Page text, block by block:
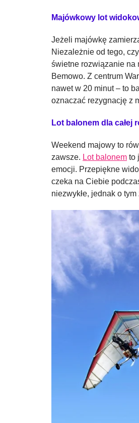
Majówkowy lot
Jeżeli majówkę
Niezależnie od tego,
świetne rozwiązanie na
Bemowo. Z centrum
nawet w 20 minut – to
oznaczać rezygnację z
Lot balonem dla całej
Weekend majowy to
zawsze. Lot balonem to
emocji. Przepiękne
czeka na Ciebie
niezwykłe, jednak o